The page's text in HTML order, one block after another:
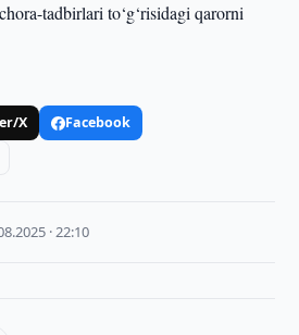
tadbirlari to‘g‘risidagi qarorni
X
Facebook
· 22:10